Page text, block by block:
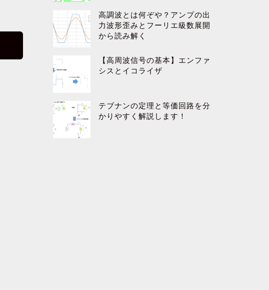
高調波とは何ぞや？アンプの出
力波形歪みとフーリエ級数展開
から読み解く
【高周波信号の基本】エンファ
シスとイコライザ
テブナンの定理と等価回路を分
かりやすく解説します！